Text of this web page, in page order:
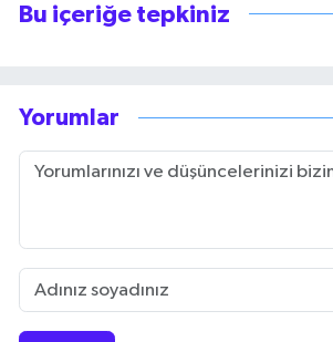
Bu içeriğe tepkiniz
Yorumlar